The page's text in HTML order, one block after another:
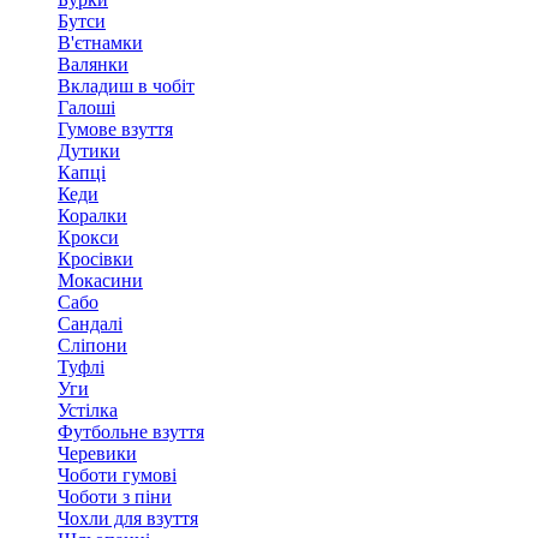
Бутси
В'єтнамки
Валянки
Вкладиш в чобіт
Галоші
Гумове взуття
Дутики
Капці
Кеди
Коралки
Крокси
Кросівки
Мокасини
Сабо
Сандалі
Сліпони
Туфлі
Уги
Устілка
Футбольне взуття
Черевики
Чоботи гумові
Чоботи з піни
Чохли для взуття